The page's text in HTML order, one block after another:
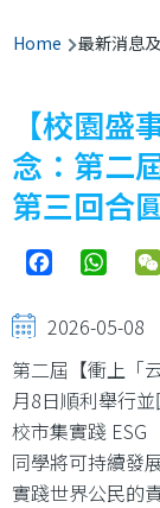
Home 最新消息
【校園
念：第二
第三回合
Facebook
2026-05-08
第二屆【衝上「
月8日順利舉行
校市集實踐 ESG
同學將可持續發
實踐世界公民的